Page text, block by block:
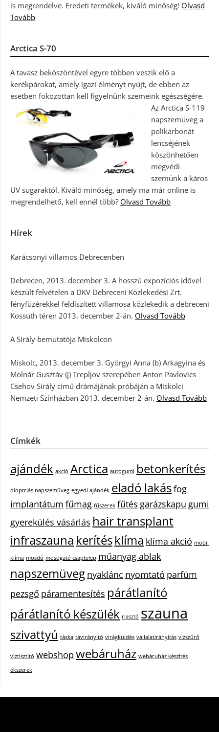
is megrendelve. Eredeti termékek, kiváló minőség! Olvasd
Tovább
Arctica S-70
A tavasz beköszöntével egyre többen veszik elő a
kerékpárokat, amely igazi élményt nyújt, de ebben az
esetben fokozottan kell figyelnünk szemeink egészségére.
Az Arctica S-119
napszemüveg a
polikarbonát
lencséjének
köszönhetően
megvédi
szemünk a káros
UV sugaraktól. Kiváló minőség, amely ma már online is
megrendelhető, kell ennél több? Olvasd Tovább
Hírek
Karácsonyi villamos Debrecenben
Debrecen, 2013. december 3. A hosszú expozíciós idővel
készült felvételen a DKV Debreceni Közlekedési Zrt.
fényfüzérekkel feldíszített villamosa közlekedik a debreceni
Kossuth téren 2013. december 2-án. Olvasd Tovább
A Sirály bemutatója Miskolcon
Miskolc, 2013. december 3. Györgyi Anna (b) Arkagyina és
Molnár Gusztáv (j) Trepljov szerepében Anton Pavlovics
Csehov Sirály című drámájának próbáján a Miskolci
Nemzeti Színházban 2013. december 2-án. Olvasd Tovább
Címkék
ajándék akció Arctica autógumi betonkerítés
dioptriás napszemüveg egyedi ajándék eladó lakásfog
implantátum fűmag fűszerek fűtés garázskapu gumi
gyerekülés vásárlás hair transplant
infraszauna kerítésklíma klíma akció mobil
klíma mosdó mosogató csaptelep műanyag ablak
napszemüveg nyaklánc nyomtató parfüm
pezsgő páramentesítés párátlanító
párátlanító készülék riasztó szauna
szivattyú táska távirányító virágküldés vállalatirányítás vízszűrő
víztisztító webshop webáruház webáruház készítés
ékszerek